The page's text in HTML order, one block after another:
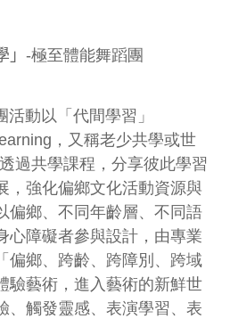
」 -極至體能舞蹈團
動以「代間學習」
，又稱老少共學或世
過共學課程，分享彼此學習
，強化偏鄉文化活動資源與
偏鄉、不同年齡層、不同語
心障礙者參與設計，由專業
偏鄉、跨齡、跨障別、跨域
驗藝術，進入藝術的新鮮世
、觸發靈感、表演學習、表